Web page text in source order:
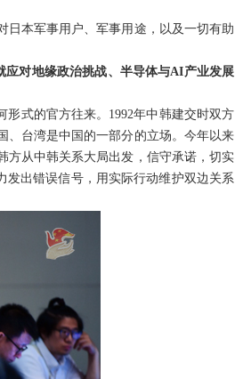
日本军事用户、军事用途，以及一切有助
应对地缘政治挑战、半导体与AI产业发展
式的官方往来。1992年中韩建交时双方
、台湾是中国的一部分的立场。今年以来
方从中韩关系大局出发，信守承诺，切实
发出错误信号，用实际行动维护双边关系